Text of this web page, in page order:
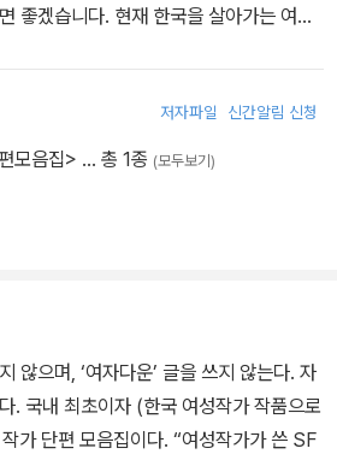
좋겠습니다. 현재 한국을 살아가는 여성
저자파일 신간알림 신청
모음집> … 총 1종 (모두보기)
않으며, ‘여자다운’ 글을 쓰지 않는다. 자
. 국내 최초이자 (한국 여성작가 작품으로
가 단편 모음집이다. “여성작가가 쓴 SF